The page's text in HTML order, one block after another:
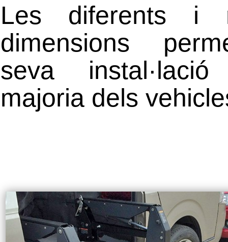
Les diferents i
dimensions
seva
majoria dels